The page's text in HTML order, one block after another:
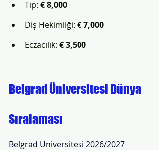
Tıp: €8,000
Diş Hekimliği: €7,000
Eczacılık: €3,500
Belgrad Üniversitesi Dünya
Sıralaması
Belgrad Üniversitesi 2026/2027